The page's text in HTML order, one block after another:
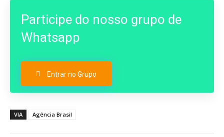
Participe do nosso grupo de
Whatsapp
Entrar no Grupo
VIA Agência Brasil